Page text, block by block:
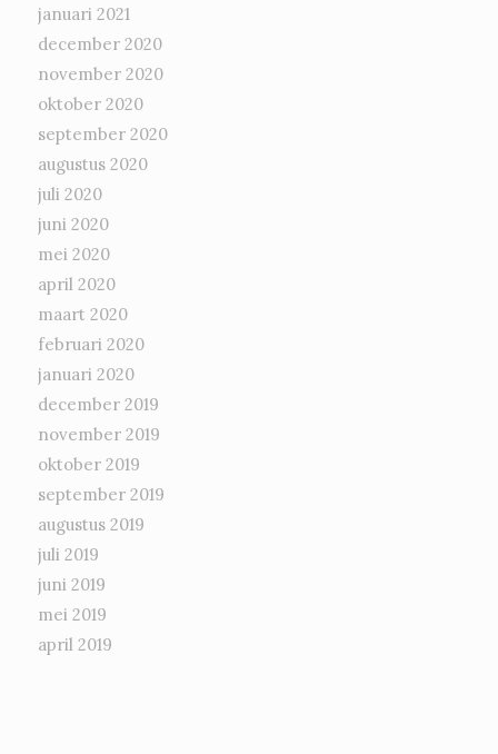
januari 2021
december 2020
november 2020
oktober 2020
september 2020
augustus 2020
juli 2020
juni 2020
mei 2020
april 2020
maart 2020
februari 2020
januari 2020
december 2019
november 2019
oktober 2019
september 2019
augustus 2019
juli 2019
juni 2019
mei 2019
april 2019